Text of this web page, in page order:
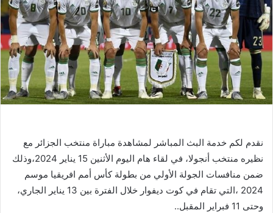
نقدم لكم خدمة البث المباشر لمشاهدة مباراة منتخب الجزائر مع
نظيره منتخب أنجولا، في لقاء هام اليوم الأثنين 15 يناير 2024،وذلك
ضمن منافسات الجولة الأولي من بطولة كأس أمم افريقيا موسم
2024 ،التي تقام في كوت ديفوار خلال الفترة بين 13 يناير الجاري،
وحتى 11 فبراير المقبل..